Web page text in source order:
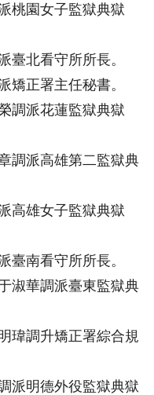
桃園女子監獄典獄
臺北看守所所長。
矯正署主任秘書。
調派花蓮監獄典獄
調派高雄第二監獄典
高雄女子監獄典獄
臺南看守所所長。
淑華調派臺東監獄典
瑋調升矯正署綜合規
派明德外役監獄典獄